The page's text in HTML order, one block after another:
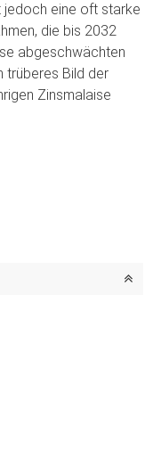
jedoch eine oft starke
die bis 2032
abgeschwächten
trüberes Bild der
Zinsmalaise